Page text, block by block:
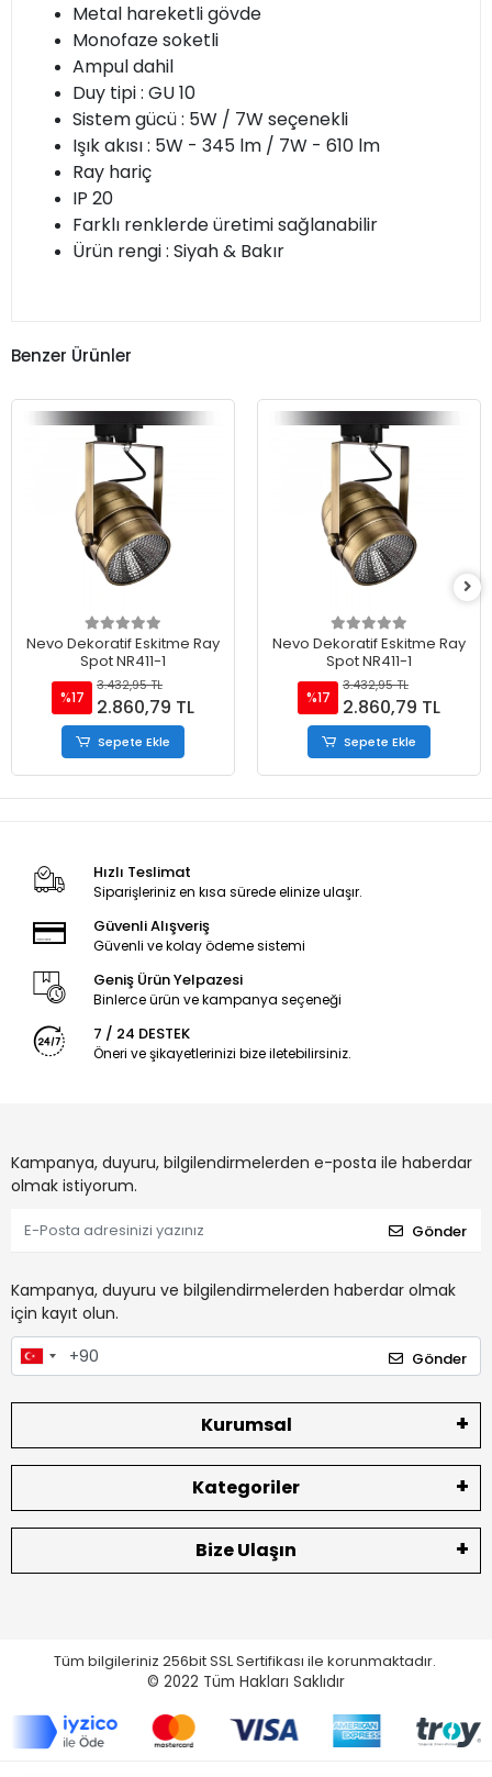
Metal hareketli gövde
Monofaze soketli
Ampul dahil
Duy tipi : GU 10
Sistem gücü : 5W / 7W seçenekli
Işık akısı : 5W - 345 lm / 7W - 610 lm
Ray hariç
IP 20
Farklı renklerde üretimi sağlanabilir
Ürün rengi : Siyah & Bakır
Benzer Ürünler
Nevo Dekoratif Eskitme Ray
Spot NR411-1
%17
3.432,95 TL
2.860,79 TL
Sepete Ekle
Nevo Dekoratif Eskitme Ray
Spot NR411-1
%17
3.432,95 TL
2.860,79 TL
Sepete Ekle
Hızlı Teslimat
Siparişleriniz en kısa sürede elinize ulaşır.
Güvenli Alışveriş
Güvenli ve kolay ödeme sistemi
Geniş Ürün Yelpazesi
Binlerce ürün ve kampanya seçeneği
7 / 24 DESTEK
Öneri ve şikayetlerinizi bize iletebilirsiniz.
Kampanya, duyuru, bilgilendirmelerden e-posta ile haberdar
olmak istiyorum.
Gönder
Kampanya, duyuru ve bilgilendirmelerden haberdar olmak
için kayıt olun.
Gönder
Kurumsal
Kategoriler
Bize Ulaşın
Tüm bilgileriniz 256bit SSL Sertifikası ile korunmaktadır.
© 2022 Tüm Hakları Saklıdır